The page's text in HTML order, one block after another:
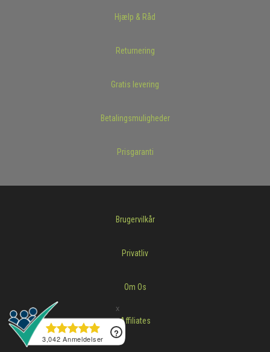
Hjælp & Råd
Returnering
Gratis levering
Betalingsmuligheder
Prisgaranti
Brugervilkår
Privatliv
Om Os
Affiliates